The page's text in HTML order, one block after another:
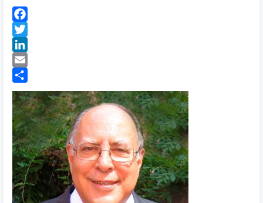
F
a
c
e
b
o
o
k
T
w
t
t
e
r
L
n
k
e
d
I
n
E
m
a
i
l
C
o
m
p
a
r
t
i